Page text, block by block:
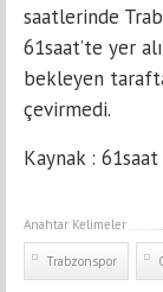
saatlerinde
61saat’te yer
bekleyen
çevirmedi.
Kaynak : 61saat
Anahtar Kelimeler
Trabzonspor